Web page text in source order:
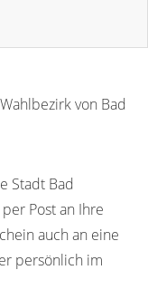
von Bad
Stadt Bad
Post an Ihre
auch an eine
persönlich im